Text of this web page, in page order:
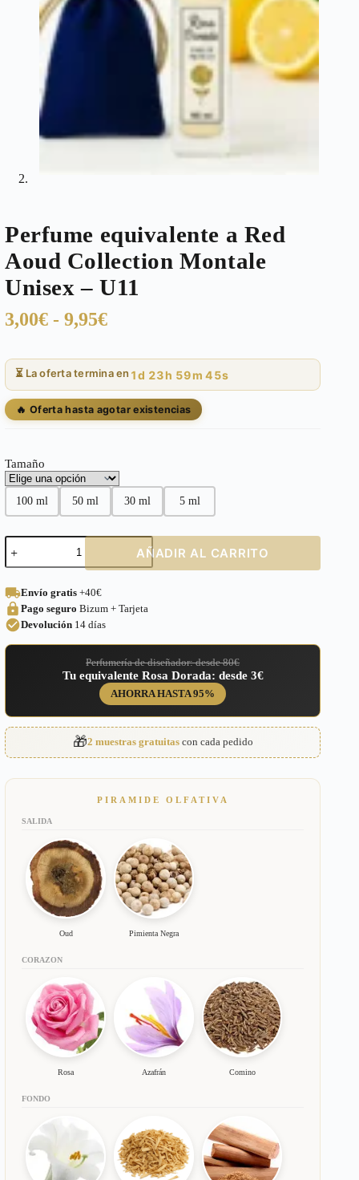
Perfume equivalente a Red
Aoud Collection Montale
Unisex – U11
3,00€ - 9,95€Rango
precios:
desde
3,00€
hasta
⏳ La oferta termina en 1d 23h 59m 44s
🔥 Oferta hasta agotar existencias
Tamaño
100 ml 50 ml 30 ml 5 ml
Perfume
equivalente
a
Aoud
Collection
Montale
–
AÑADIR AL CARRITO
Envío gratis +40€
Pago seguro Bizum + Tarjeta
Devolución 14 días
Perfumería de diseñador: desde 80€
Tu equivalente Rosa Dorada: desde 3€
AHORRA HASTA 95%
🎁2 muestras gratuitascon cada pedido
PIRAMIDE OLFATIVA
SALIDA
Oud Pimienta Negra
CORAZON
Rosa Azafrán Comino
FONDO